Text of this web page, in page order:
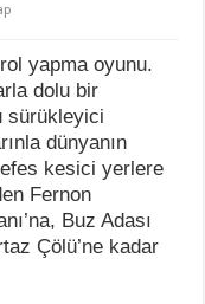
yapma oyunu.
dolu bir
sürükleyici
dünyanın
kesici yerlere
Fernon
Buz Adası
Çölü’ne kadar